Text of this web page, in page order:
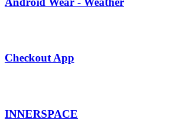
Checkout App
INNERSPACE